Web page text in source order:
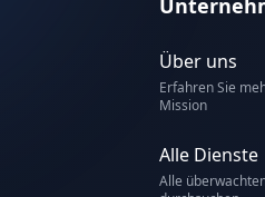
Über uns
Erfahren Sie
Mission
Alle Dienste
Alle